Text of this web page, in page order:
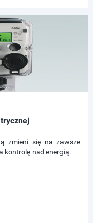
zmieni się na zawsze
kontrolę nad energią.